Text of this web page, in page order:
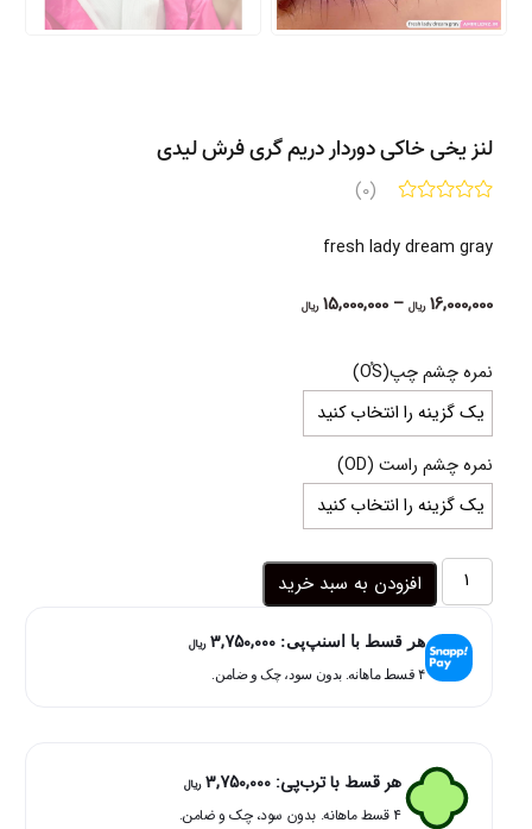
لنز یخی خاکی دوردار دریم گری فرش لیدی
(0)
fresh lady dream gray
16,000,000 ریال –
15,000,000 ریالPrice
نمره چشم چپ(OُS)
نمره چشم راست (OD)
لنز
یخی
دوردار
دریم
افزودن به سبد خرید
هر قسط با اسنپ‌پی: 3,750,000 ریال
۴ قسط ماهانه. بدون سود، چک و ضامن.
هر قسط با ترب‌پی: 3,750,000 ریال
۴ قسط ماهانه. بدون سود، چک و ضامن.